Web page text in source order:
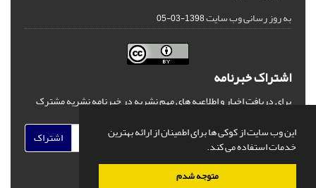
این وب سایت از کوکی ها برای اطمینان از ارائه بهترین
خدمات استفاده می کند.
متوجه شدم
به روز رسانی وب سایت1398-03-05
اشتراک خبرنامه
برای دریافت اخبار و اطلاعیه های مهم نشریه در خبرنامه نشریه مشترک
اشتراک